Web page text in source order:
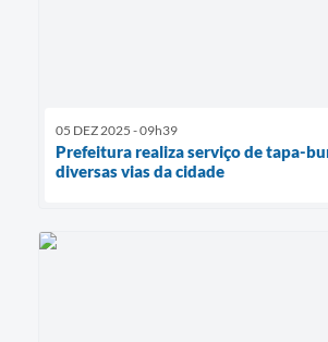
05 DEZ 2025 - 09h39
Prefeitura realiza serviço de tapa-
diversas vias da cidade